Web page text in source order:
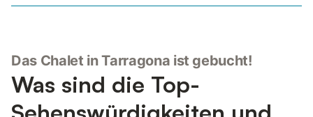
Das Chalet in Tarragona ist gebucht!
Was sind die Top-